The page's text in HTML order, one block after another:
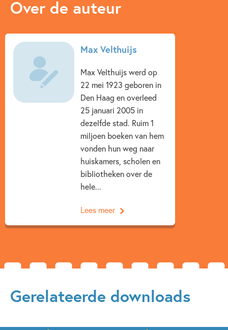
Uitgever: Leopold
Kenmerken van e-book
3 – 5 jaar Actie & avontuur
Dieren & natuur
Emoties & gevoelens
Ontwikkeling kind
Spelen & leren
Zelfvertrouwen & weerbaarheid
Max Velthuijs
Over de auteur
Max Velthuijs
Max Velthuijs werd op
22 mei 1923 geboren in
Den Haag en overleed
25 januari 2005 in
dezelfde stad. Ruim 1
miljoen boeken van hem
vonden hun weg naar
huiskamers, scholen en
bibliotheken over de
hele...
Lees meer
Gerelateerde downloads